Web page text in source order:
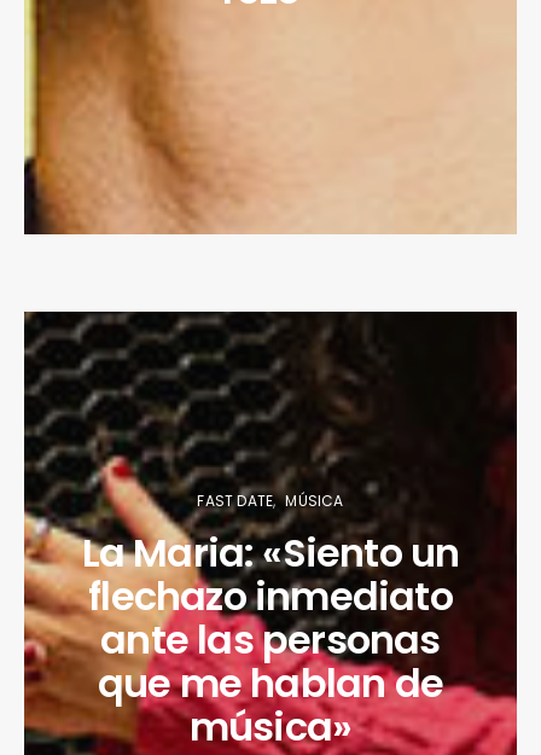
FAST DATE MÚSICA
La Maria: «Siento un
flechazo inmediato
ante las personas
que me hablan de
música»